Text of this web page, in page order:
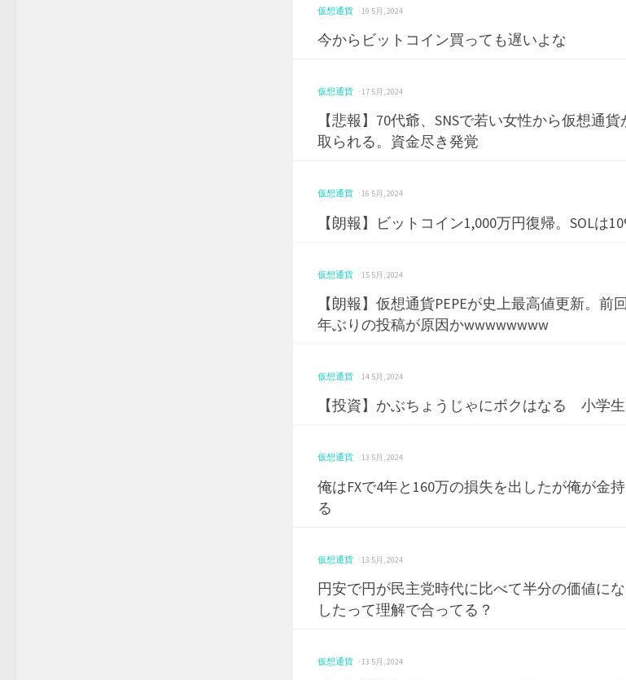
仮想通貨 · 19 5月, 2024
今からビットコイン買っても遅いよな
仮想通貨 · 17 5月, 2024
【悲報】70代爺、SNSで若い女性から仮想通
取られる。資金尽き発覚
仮想通貨 · 16 5月, 2024
【朗報】ビットコイン1,000万円復帰。SOLは
仮想通貨 · 15 5月, 2024
【朗報】仮想通貨PEPEが史上最高値更新。
年ぶりの投稿が原因かwwwwwwww
仮想通貨 · 14 5月, 2024
【投資】かぶちょうじゃにボクはなる 小学
仮想通貨 · 13 5月, 2024
俺はFXで4年と160万の損失を出したが俺が金
る
仮想通貨 · 13 5月, 2024
円安で円が民主党時代に比べて半分の価値に
したって理解で合ってる？
仮想通貨 · 13 5月, 2024